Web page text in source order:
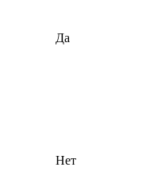
Да
Нет